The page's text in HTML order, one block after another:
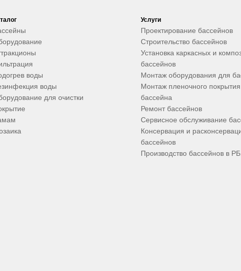
воды
воды
для очистки
Услуги
Проектирование бассейнов
Строительство бассейнов
Установка каркасных и
бассейнов
Монтаж оборудования для
Монтаж пленочного
бассейна
Ремонт бассейнов
Сервисное обслуживание
Консервация и
бассейнов
Производство бассейнов в